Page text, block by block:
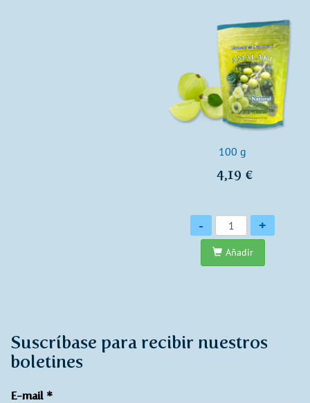
100 g
4,19 €
Cantidad
- +
Añadir
Suscríbase para recibir nuestros
boletines
E-mail *